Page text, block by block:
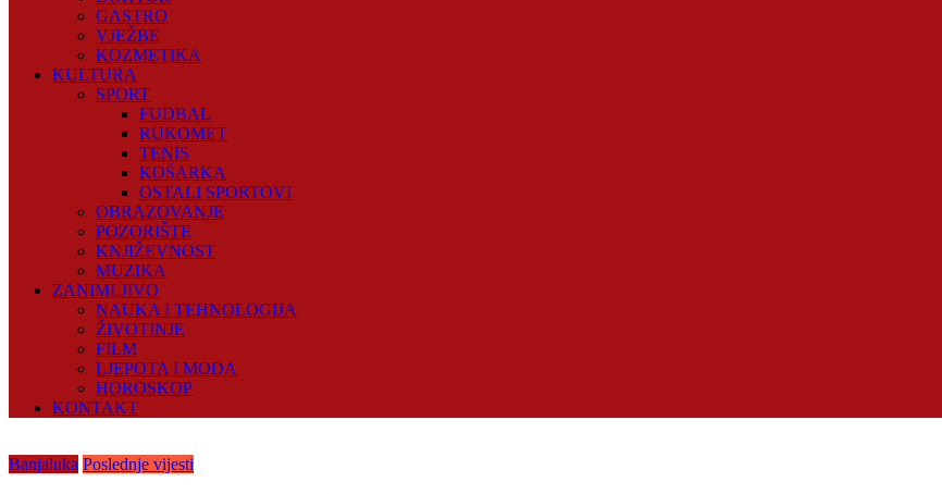
GASTRO
VJEŽBE
KOZMETIKA
KULTURA
SPORT
FUDBAL
RUKOMET
TENIS
KOŠARKA
OSTALI SPORTOVI
OBRAZOVANJE
POZORIŠTE
KNJIŽEVNOST
MUZIKA
ZANIMLJIVO
NAUKA I TEHNOLOGIJA
ŽIVOTINJE
FILM
LJEPOTA I MODA
HOROSKOP
KONTAKT
Banjaluka Poslednje vijesti